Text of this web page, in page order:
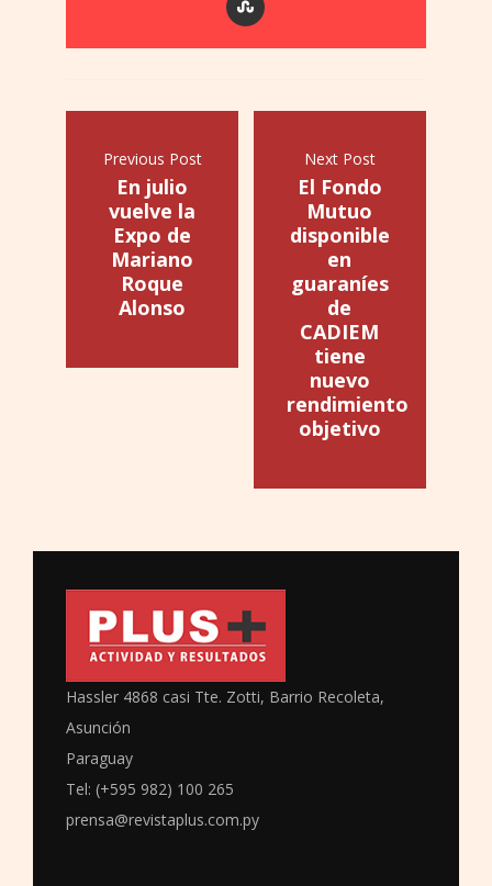
Previous Post
En julio
vuelve la
Expo de
Mariano
Roque
Alonso
Next Post
El Fondo
Mutuo
disponible
en
guaraníes
de
CADIEM
tiene
nuevo
rendimiento
objetivo
Hassler 4868 casi Tte. Zotti, Barrio Recoleta,
Asunción
Paraguay
Tel: (+595 982) 100 265
prensa@revistaplus.com.py